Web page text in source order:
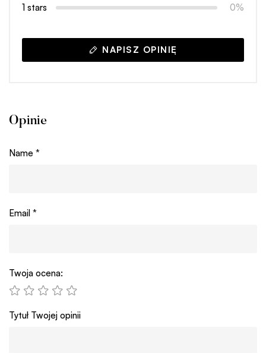
1 stars
0%
NAPISZ OPINIĘ
Opinie
Name *
Email *
Twoja ocena:
Tytuł Twojej opinii